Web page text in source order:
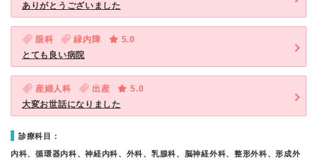
ありがとうございました
眼科 緑内障
5.0
とても良い病院
産婦人科 出産
5.0
大変お世話になりました
診療科目：
内科、循環器内科、神経内科、外科、乳腺科、脳神経外科、整形外科、形成外